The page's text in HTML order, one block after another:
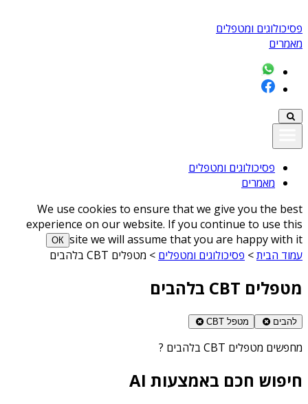
פסיכולוגים ומטפלים
מאמרים
פסיכולוגים ומטפלים
מאמרים
We use cookies to ensure that we give you the best
experience on our website. If you continue to use this
site we will assume that you are happy with it
ОК
עמוד הבית> פסיכולוגים ומטפלים > מטפלים CBT בלהבים
מטפלים CBT בלהבים
להבים מטפל CBT
מחפשים מטפלים CBT בלהבים ?
חיפוש חכם באמצעות AI